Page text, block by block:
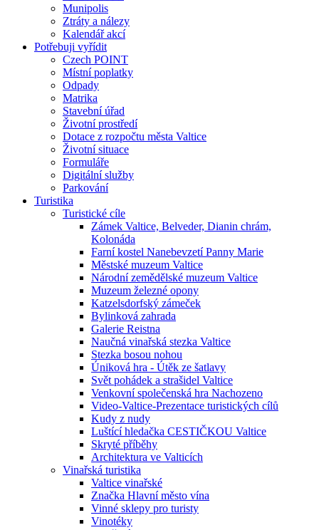
Munipolis
Ztráty a nálezy
Kalendář akcí
Potřebuji vyřídit
Czech POINT
Místní poplatky
Odpady
Matrika
Stavební úřad
Životní prostředí
Dotace z rozpočtu města Valtice
Životní situace
Formuláře
Digitální služby
Parkování
Turistika
Turistické cíle
Zámek Valtice, Belveder, Dianin chrám,
Kolonáda
Farní kostel Nanebevzetí Panny Marie
Městské muzeum Valtice
Národní zemědělské muzeum Valtice
Muzeum železné opony
Katzelsdorfský zámeček
Bylinková zahrada
Galerie Reistna
Naučná vinařská stezka Valtice
Stezka bosou nohou
Úniková hra - Útěk ze šatlavy
Svět pohádek a strašidel Valtice
Venkovní společenská hra Nachozeno
Video-Valtice-Prezentace turistických cílů
Kudy z nudy
Luštící hledačka CESTIČKOU Valtice
Skryté příběhy
Architektura ve Valticích
Vinařská turistika
Valtice vinařské
Značka Hlavní město vína
Vinné sklepy pro turisty
Vinotéky